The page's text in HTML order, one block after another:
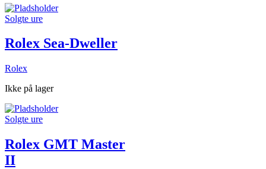
Solgte ure
Rolex Sea-Dweller
Rolex
Ikke på lager
Solgte ure
Rolex GMT Master
II